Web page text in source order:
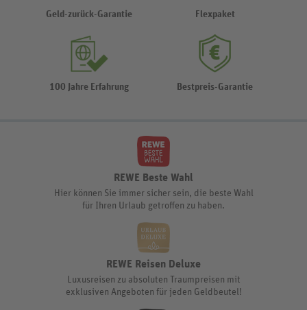
Geld-zurück-Garantie Flexpaket
100 Jahre Erfahrung Bestpreis-Garantie
REWE Beste Wahl
Hier können Sie immer sicher sein, die beste Wahl
für Ihren Urlaub getroffen zu haben.
REWE Reisen Deluxe
Luxusreisen zu absoluten Traumpreisen mit
exklusiven Angeboten für jeden Geldbeutel!